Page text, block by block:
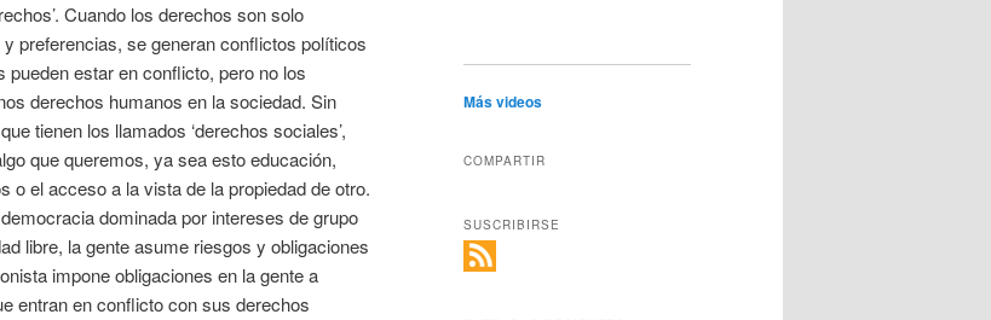
Cuando los derechos son solo
preferencias, se generan conflictos políticos
estar en conflicto, pero no los
derechos humanos en la sociedad. Sin
tienen los llamados ‘derechos sociales’,
que queremos, ya sea esto educación,
o el acceso a la vista de la propiedad de otro.
dominada por intereses de grupo
libre, la gente asume riesgos y obligaciones
impone obligaciones en la gente a
entran en conflicto con sus derechos
Más videos
COMPARTIR
SUSCRIBIRSE